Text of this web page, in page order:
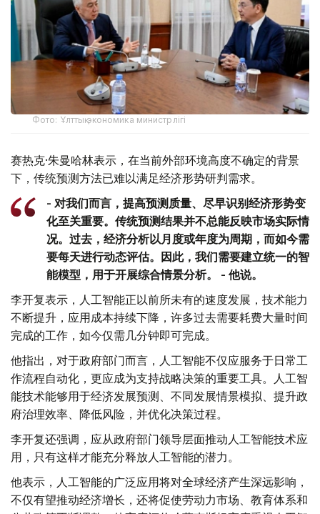
Фото: Ұлттық экономика министрлігі
赛热克·朱曼哈林表示，在当前外部环境高度不确定的背景
下，传统预测方法已难以满足经济形势研判需求。
- 对我们而言，提高预测质量、尽早识别经济形势变
化至关重要。传统预测结果并不总能反映市场实际情
况。过去，经济分析以月度或年度为周期，而如今需
要每天进行动态评估。因此，我们需要建立统一的智
能模型，用于开展综合情景分析。 - 他说。
李开复表示，人工智能正以前所未有的速度发展，技术能力
不断提升，应用成本持续下降，许多过去需要耗费大量时间
完成的工作，如今仅需几分钟即可完成。
他指出，对于政府部门而言，人工智能不仅应服务于日常工
作流程自动化，更应成为支持战略决策的重要工具。人工智
能技术能够用于经济发展预测、不同发展情景模拟、提升政
府治理效率、降低风险，并优化决策过程。
李开复还强调，应从政府部门领导层面推动人工智能技术应
用，只有这样才能充分释放人工智能的潜力。
他表示，人工智能的广泛应用将对全球经济产生深远影响，
不仅有望推动经济增长，还将促使劳动力市场、教育体系和